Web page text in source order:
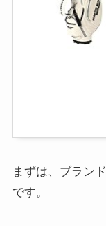
まずは、ブラン
です。